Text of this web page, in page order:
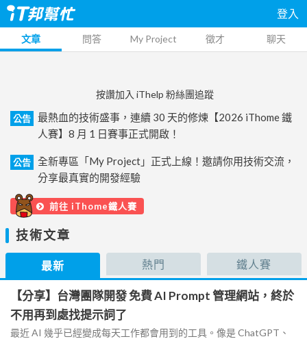
登入
文章 問答 My Project 徵才 聊天
按讚加入 iThelp 粉絲團追蹤
公告
最熱血的技術盛事，連續 30 天的修煉【2026 iThome 鐵
人賽】8 月 1 日賽事正式開啟！
公告
全新專區「My Project」正式上線！邀請你用技術交流，
分享最真實的開發經驗
前往 iThome鐵人賽
技術文章
最新 熱門 鐵人賽
【分享】台灣團隊開發 免費 AI Prompt 管理網站，終於
不用再到處找提示詞了
最近 AI 幾乎已經變成每天工作都會用到的工具。像是 ChatGPT、